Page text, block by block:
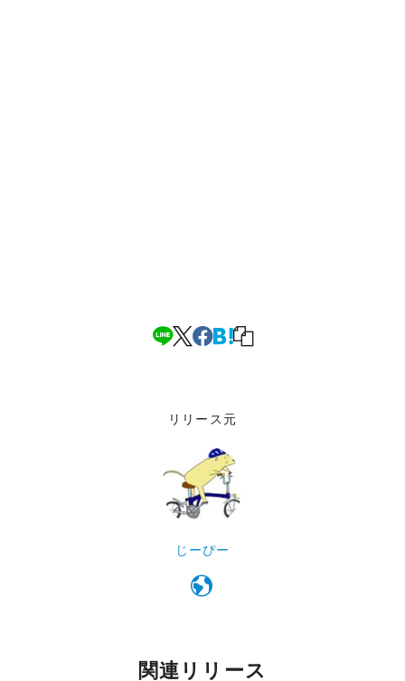
リリース元
じーぴー
関連リリース